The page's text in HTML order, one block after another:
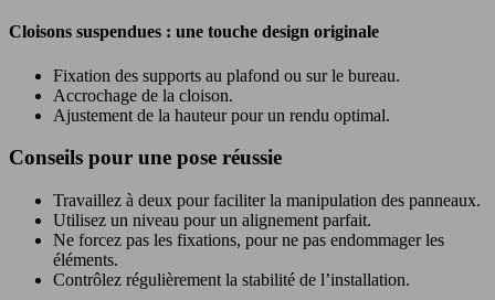
Cloisons suspendues : une touche design originale
Fixation des supports au plafond ou sur le bureau.
Accrochage de la cloison.
Ajustement de la hauteur pour un rendu optimal.
Conseils pour une pose réussie
Travaillez à deux pour faciliter la manipulation des panneaux.
Utilisez un niveau pour un alignement parfait.
Ne forcez pas les fixations, pour ne pas endommager les
éléments.
Contrôlez régulièrement la stabilité de l’installation.